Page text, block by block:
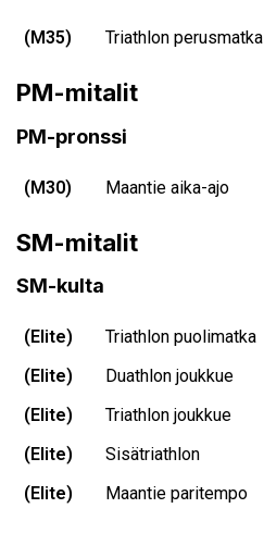
(M35) Triathlon perusmatka
PM-mitalit
PM-pronssi
(M30) Maantie aika-ajo
SM-mitalit
SM-kulta
(Elite) Triathlon puolimatka
(Elite)
Duathlon joukkue
(Elite)
Triathlon joukkue
(Elite)
Sisätriathlon
(Elite)
Maantie paritempo